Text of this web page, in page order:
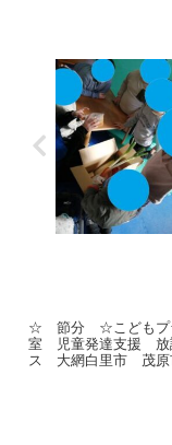
☆ 節分 ☆こどもプ
室 児童発達支援 放
ス 大網白里市 茂